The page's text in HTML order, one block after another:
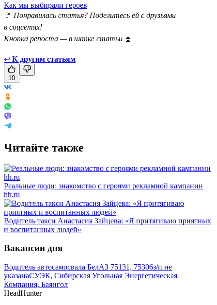
Как мы выбирали героев
🚩 Понравилась статья? Поделитесь ей с друзьями
в соцсетях!
Кнопка репоста — в шапке статьи ⏫
↩ К другим статьям
10
Читайте также
Реальные люди: знакомство с героями рекламной кампании
hh.ru
Водитель такси Анастасия Зайцева: «Я притягиваю приятных
и воспитанных людей»
Вакансии дня
Водитель автосамосвала БелАЗ 75131, 75306з/п не
указанаСУЭК, Сибирская Угольная Энергетическая
Компания, Баянгол
HeadHunter